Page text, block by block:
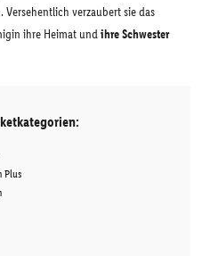
verzaubert sie das
ihre Heimat undihre Schwester
Plus